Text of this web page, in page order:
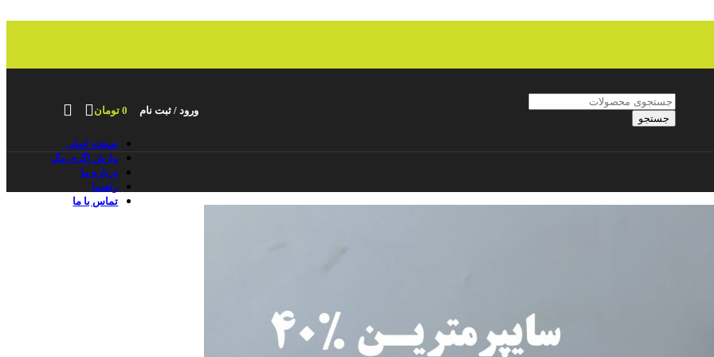
جستجو
ورود / ثبت نام 0 تومان
صفحه اصلی
وارش اگری مگ
درباره ما
راهنما
تماس با ما